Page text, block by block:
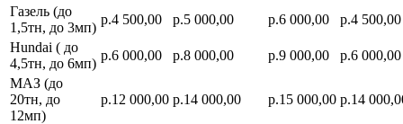
Газель (до
1,5тн, до 3мп)
р.4 500,00 р.5 000,00 р.6 000,00
р.4 500,00
Hundai ( до
4,5тн, до 6мп)
р.6 000,00 р.8 000,00 р.9 000,00
р.6 000,00
МАЗ (до
20тн, до
12мп)
р.12 000,00 р.14 000,00 р.15 000,00 р.14